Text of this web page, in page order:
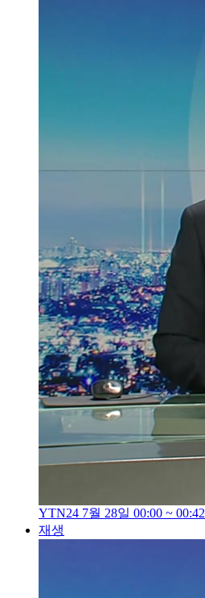
YTN24 7월 28일 00:00 ~ 00:42
재생